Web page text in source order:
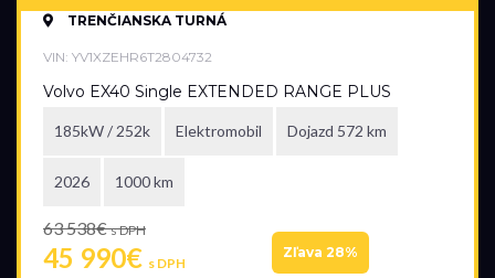
TRENČIANSKA TURNÁ
VIN: YV1XZEHR6T2804732
Volvo EX40 Single EXTENDED RANGE PLUS
185kW / 252k Elektromobil Dojazd 572 km
2026 1000 km
63 538€s DPH
45 990€ s DPH
Zľava 28%